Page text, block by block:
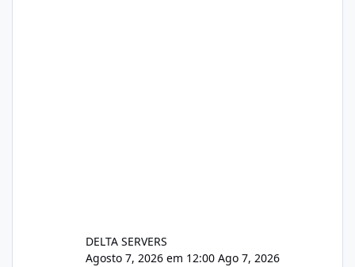
DELTA SERVERS
Agosto 7, 2026 em 12:00 Ago 7, 2026